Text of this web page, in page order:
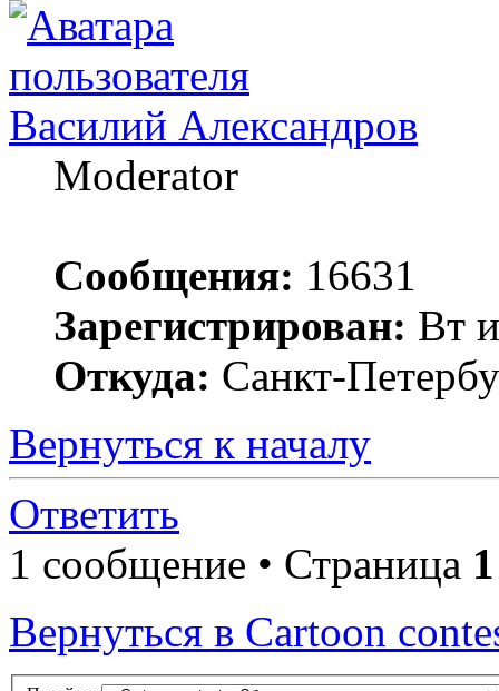
Василий Александров
Moderator
Сообщения: 16631
Зарегистрирован: Вт
Откуда: Санкт-
Вернуться к началу
Ответить
1 сообщение • Страница 1
Вернуться в Cartoon